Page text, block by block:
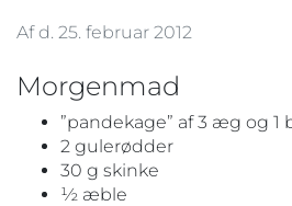
Af d. 25. februar 2012
Morgenmad
”pandekage” af 3 æg og 1
2 gulerødder
30 g skinke
½ æble